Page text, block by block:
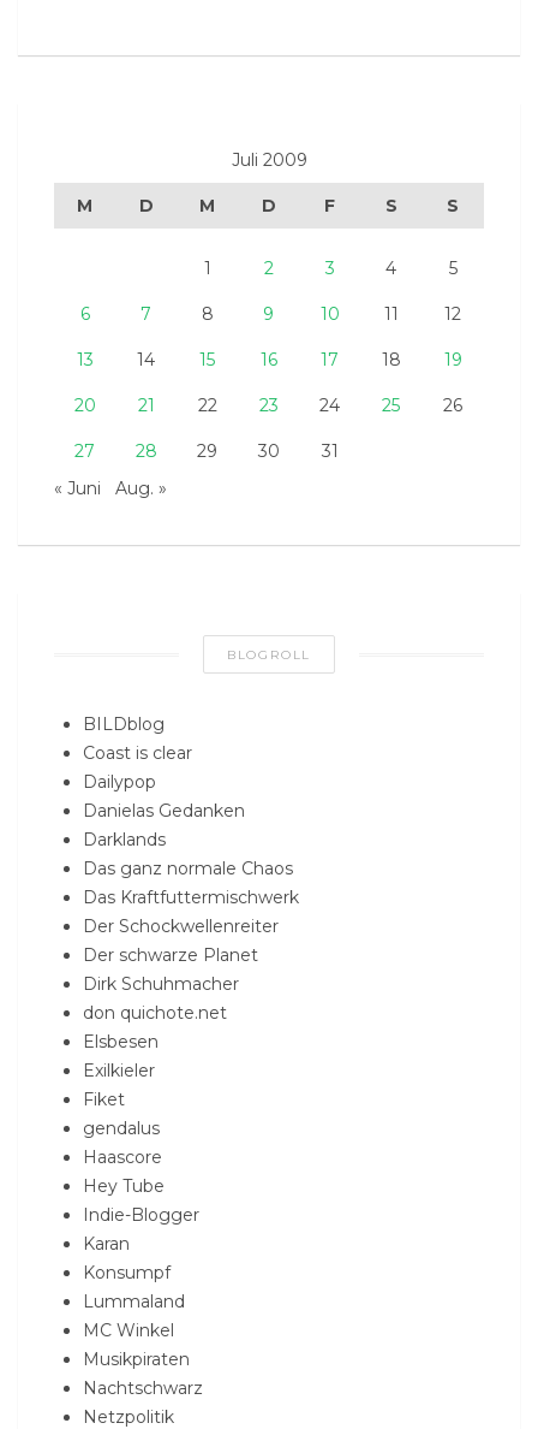
Juli 2009
M D M D F S S
1 2 3 4 5
6 7 8 9 10 11 12
13 14 15 16 17 18 19
20 21 22 23 24 25 26
27 28 29 30
31
« Juni
Aug. »
BLOGROLL
BILDblog
Coast is clear
Dailypop
Danielas Gedanken
Darklands
Das ganz normale Chaos
Das Kraftfuttermischwerk
Der Schockwellenreiter
Der schwarze Planet
Dirk Schuhmacher
don quichote.net
Elsbesen
Exilkieler
Fiket
gendalus
Haascore
Hey Tube
Indie-Blogger
Karan
Konsumpf
Lummaland
MC Winkel
Musikpiraten
Nachtschwarz
Netzpolitik